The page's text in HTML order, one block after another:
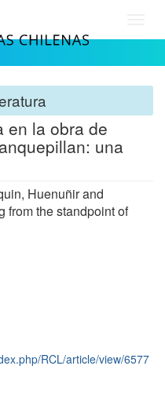
en la obra de
una
Huenuñir and
from the standpoint of
RCL/article/view/6577